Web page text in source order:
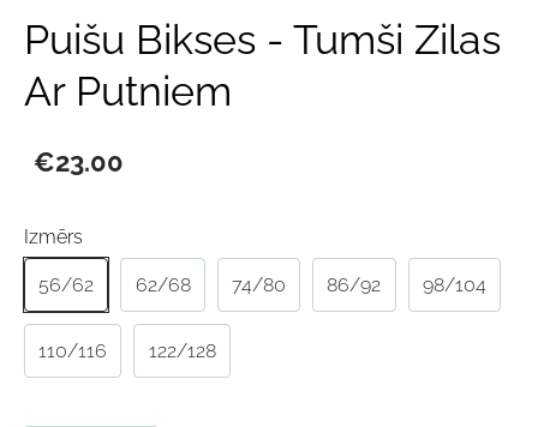
Puišu Bikses - Tumši Zilas
Ar Putniem
€23.00
Izmērs
56/62 62/68 74/80 86/92 98/104
110/116 122/128